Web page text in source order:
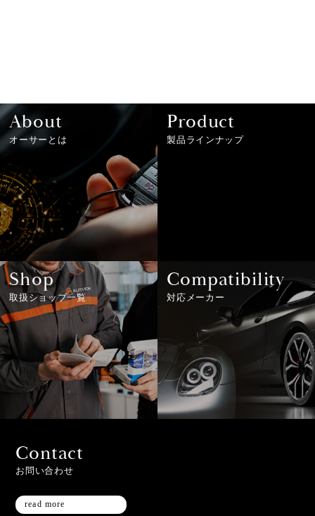
About
オーサーとは
Product
製品ラインナップ
Shop
取扱ショップ一覧
Compatibility
対応メーカー
Contact
お問い合わせ
read more